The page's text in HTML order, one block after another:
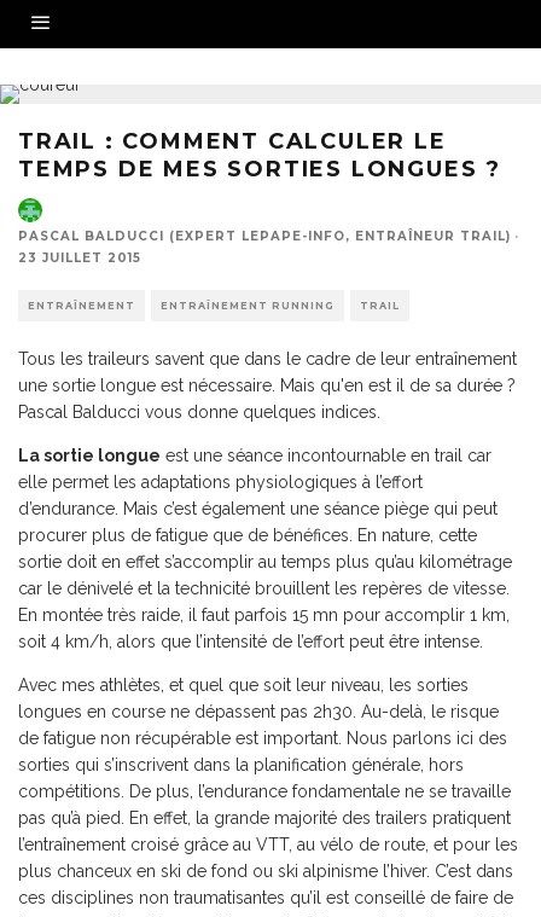
TRAIL : COMMENT CALCULER LE
TEMPS DE MES SORTIES LONGUES ?
PASCAL BALDUCCI (EXPERT LEPAPE-INFO, ENTRAÎNEUR TRAIL) ·
23 JUILLET 2015
ENTRAÎNEMENT ENTRAÎNEMENT RUNNING TRAIL
Tous les traileurs savent que dans le cadre de leur entraînement
une sortie longue est nécessaire. Mais qu'en est il de sa durée ?
Pascal Balducci vous donne quelques indices.
La sortie longue est une séance incontournable en trail car
elle permet les adaptations physiologiques à l’effort
d’endurance. Mais c’est également une séance piège qui peut
procurer plus de fatigue que de bénéfices. En nature, cette
sortie doit en effet s’accomplir au temps plus qu’au kilométrage
car le dénivelé et la technicité brouillent les repères de vitesse.
En montée très raide, il faut parfois 15 mn pour accomplir 1 km,
soit 4 km/h, alors que l’intensité de l’effort peut être intense.
Avec mes athlètes, et quel que soit leur niveau, les sorties
longues en course ne dépassent pas 2h30. Au-delà, le risque
de fatigue non récupérable est important. Nous parlons ici des
sorties qui s’inscrivent dans la planification générale, hors
compétitions. De plus, l’endurance fondamentale ne se travaille
pas qu’à pied. En effet, la grande majorité des trailers pratiquent
l’entraînement croisé grâce au VTT, au vélo de route, et pour les
plus chanceux en ski de fond ou ski alpinisme l’hiver. C’est dans
ces disciplines non traumatisantes qu’il est conseillé de faire de